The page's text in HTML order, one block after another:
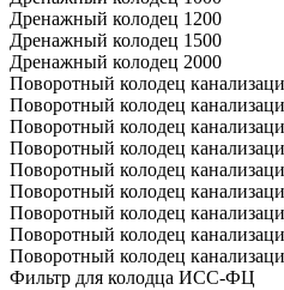
Дренажный колодец 1200
Дренажный колодец 1500
Дренажный колодец 2000
Поворотный колодец
Поворотный колодец
Поворотный колодец
Поворотный колодец
Поворотный колодец
Поворотный колодец
Поворотный колодец
Поворотный колодец
Поворотный колодец
Фильтр для колодца ИСС-ФЦ